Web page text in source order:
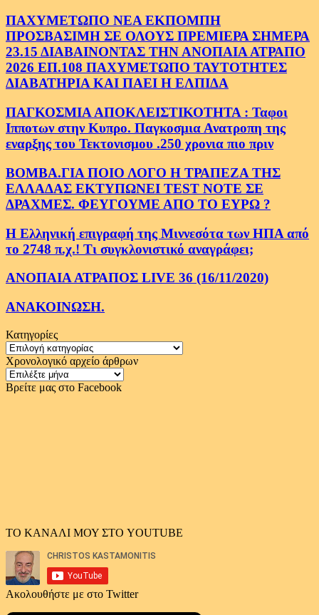
ΠΑΧΥΜΕΤΩΠΟ ΝΕΑ ΕΚΠΟΜΠΗ
ΠΡΟΣΒΑΣΙΜΗ ΣΕ ΟΛΟΥΣ ΠΡΕΜΙΕΡΑ ΣΗΜΕΡΑ
23.15 ΔΙΑΒΑΙΝΟΝΤΑΣ ΤΗΝ ΑΝΟΠΑΙΑ ΑΤΡΑΠΟ
2026 ΕΠ.108 ΠΑΧΥΜΕΤΩΠΟ ΤΑΥΤΟΤΗΤΕΣ
ΔΙΑΒΑΤΗΡΙΑ ΚΑΙ ΠΑΕΙ Η ΕΛΠΙΔΑ
ΠΑΓΚΟΣΜΙΑ ΑΠΟΚΛΕΙΣΤΙΚΟΤΗΤΑ : Ταφοι
Ιπποτων στην Κυπρο. Παγκοσμια Ανατροπη της
εναρξης του Τεκτονισμου .250 χρονια πιο πριν
ΒΟΜΒΑ.ΓΙΑ ΠΟΙΟ ΛΟΓΟ Η ΤΡΑΠΕΖΑ ΤΗΣ
ΕΛΛΑΔΑΣ ΕΚΤΥΠΩΝΕΙ TEST NOTE ΣΕ
ΔΡΑΧΜΕΣ. ΦΕΥΓΟΥΜΕ ΑΠΟ ΤΟ ΕΥΡΩ ?
Η Ελληνική επιγραφή της Μιννεσότα των ΗΠΑ από
το 2748 π.χ.! Τι συγκλονιστικό αναγράφει;
ΑΝΟΠΑΙΑ ΑΤΡΑΠΟΣ LIVE 36 (16/11/2020)
ΑΝΑΚΟΙΝΩΣΗ.
Κατηγορίες
Κατηγορίες
Χρονολογικό αρχείο άρθρων
Χρονολογικό
αρχείο
Βρείτε μας στο Facebook
ΤΟ ΚΑΝΑΛΙ ΜΟΥ ΣΤΟ YOUTUBE
Ακολουθήστε με στο Twitter